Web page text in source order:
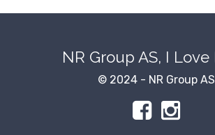
NR Group AS, I Love
© 2024 - NR Group AS